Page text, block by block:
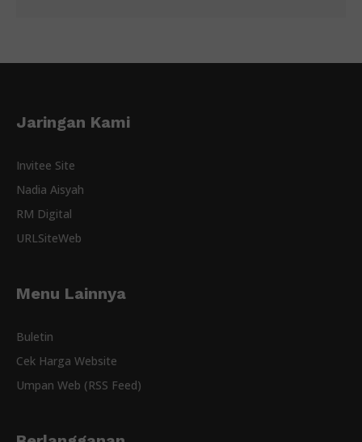
Jaringan Kami
Invitee Site
Nadia Aisyah
RM Digital
URLSiteWeb
Menu Lainnya
Buletin
Cek Harga Website
Umpan Web (RSS Feed)